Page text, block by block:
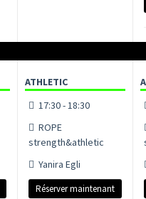
ATHLETIC
17:30 - 18:30
ROPE
strength&athletic
Yanira Egli
Réserver maintenant